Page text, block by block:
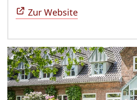
Zur Website